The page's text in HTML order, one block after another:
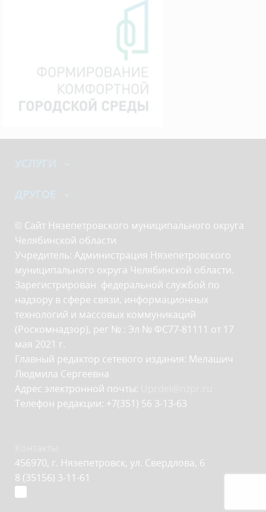
УСЛУГИ
ДРУГОЕ
© Сайт Нязепетровского муниципального округа
Челябинской области
Учредитель: Администрация Нязепетровского
муниципального округа Челябинской области.
Зарегистрирован федеральной службой по
надзору в сфере связи, информационных
технологий и массовых коммуникаций
(Роскомнадзор), рег № : Эл № ФС77-81111 от 17
мая 2021 г.
Главный редактор сетевого издания: Мелашич
Людмила Сергеевна
Адрес электронной почты:
Телефон редакции: +7(351) 56 3-13-63
456970, г. Нязепетровск, ул. Свердлова, 6
8 (35156) 3-11-61